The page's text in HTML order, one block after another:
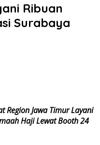
Ribuan
Surabaya
Region Jawa Timur Layani
Haji Lewat Booth 24